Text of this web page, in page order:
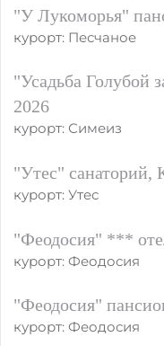
"У Лукоморья"
курорт: Песчаное
"Усадьба Голубой
2026
курорт: Симеиз
"Утес"
курорт: Утес
"Феодосия" ***
курорт: Феодосия
"Феодосия"
курорт: Феодосия